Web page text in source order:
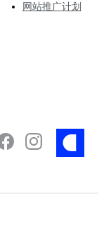
网站推广计划